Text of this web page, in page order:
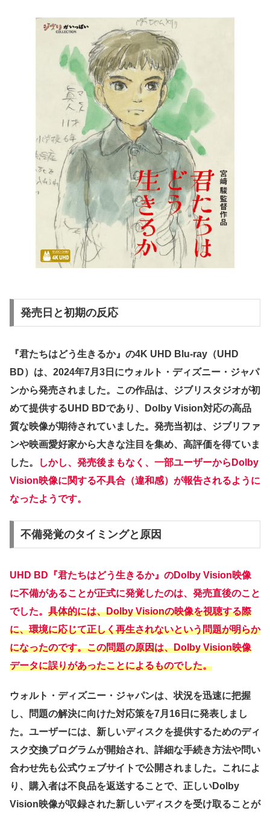
発売日と初期の反応
『君たちはどう生きるか』の4K UHD Blu-ray（UHD
BD）は、2024年7月3日にウォルト・ディズニー・ジャパ
ンから発売されました。この作品は、ジブリスタジオが初
めて提供するUHD BDであり、Dolby Vision対応の高品
質な映像が期待されていました。発売当初は、ジブリファ
ンや映画愛好家から大きな注目を集め、高評価を得ていま
した。
しかし、発売後まもなく、一部ユーザーからDolby
Vision映像に関する不具合（違和感）が報告されるように
なったようです。
不備発覚のタイミングと原因
UHD BD『君たちはどう生きるか』のDolby Vision映像
に不備があることが正式に発覚したのは、発売直後のこと
でした。 具体的には、Dolby Visionの映像を視聴する際
に、環境に応じて正しく再生されないという問題が明らか
になったのです。この問題の原因は、Dolby Vision映像
データに誤りがあったことによるものでした。
ウォルト・ディズニー・ジャパンは、状況を迅速に把握
し、問題の解決に向けた対応策を7月16日に発表しまし
た。ユーザーには、新しいディスクを提供するためのディ
スク交換プログラムが開始され、詳細な手続き方法や問い
合わせ先も公式ウェブサイトで公開されました。これによ
り、購入者は不良品を返送することで、正しいDolby
Vision映像が収録された新しいディスクを受け取ることが